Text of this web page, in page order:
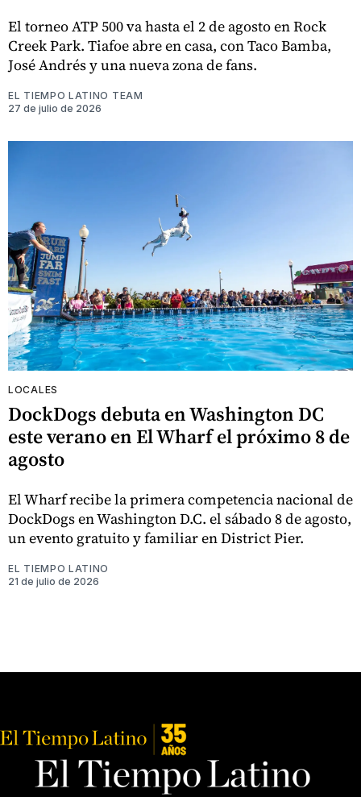
El torneo ATP 500 va hasta el 2 de agosto en Rock
Creek Park. Tiafoe abre en casa, con Taco Bamba,
José Andrés y una nueva zona de fans.
EL TIEMPO LATINO TEAM
27 de julio de 2026
LOCALES
DockDogs debuta en Washington DC
este verano en El Wharf el próximo 8 de
agosto
El Wharf recibe la primera competencia nacional de
DockDogs en Washington D.C. el sábado 8 de agosto,
un evento gratuito y familiar en District Pier.
EL TIEMPO LATINO
21 de julio de 2026